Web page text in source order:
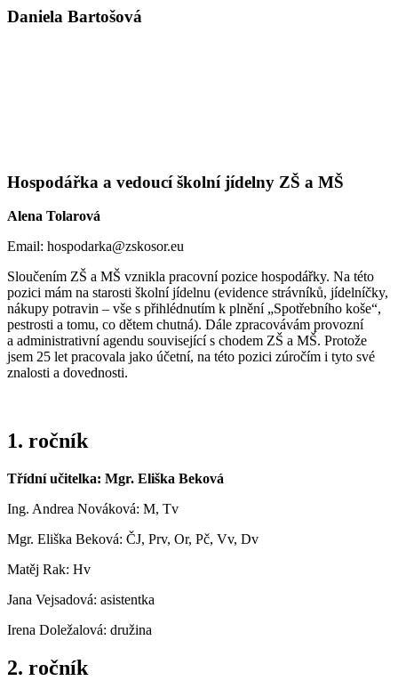
Daniela Bartošová
Hospodářka a vedoucí školní jídelny ZŠ a MŠ
Alena Tolarová
Email: hospodarka@zskosor.eu
Sloučením ZŠ a MŠ vznikla pracovní pozice hospodářky. Na této
pozici mám na starosti školní jídelnu (evidence strávníků, jídelníčky,
nákupy potravin – vše s přihlédnutím k plnění „Spotřebního koše“,
pestrosti a tomu, co dětem chutná). Dále zpracovávám provozní
a administrativní agendu související s chodem ZŠ a MŠ. Protože
jsem 25 let pracovala jako účetní, na této pozici zúročím i tyto své
znalosti a dovednosti.
1. ročník
Třídní učitelka: Mgr. Eliška Beková
Ing. Andrea Nováková: M, Tv
Mgr. Eliška Beková: ČJ, Prv, Or, Pč, Vv, Dv
Matěj Rak: Hv
Jana Vejsadová: asistentka
Irena Doležalová: družina
2. ročník